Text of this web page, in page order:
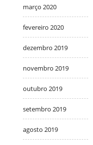
março 2020
fevereiro 2020
dezembro 2019
novembro 2019
outubro 2019
setembro 2019
agosto 2019